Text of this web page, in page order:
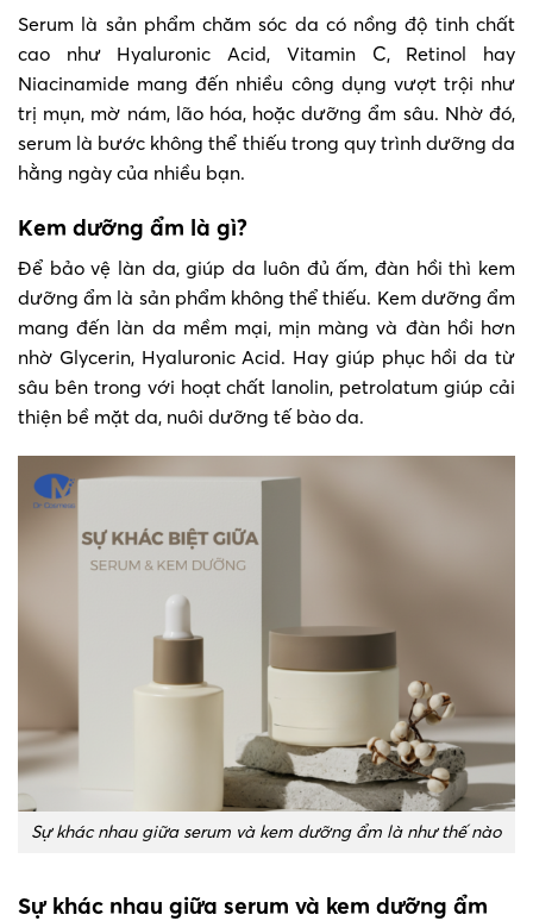
Serum là sản phẩm chăm sóc da có nồng độ tinh chất
cao như Hyaluronic Acid, Vitamin C, Retinol hay
Niacinamide mang đến nhiều công dụng vượt trội như
trị mụn, mờ nám, lão hóa, hoặc dưỡng ẩm sâu. Nhờ đó,
serum là bước không thể thiếu trong quy trình dưỡng da
hằng ngày của nhiều bạn.
Kem dưỡng ẩm là gì?
Để bảo vệ làn da, giúp da luôn đủ ấm, đàn hồi thì kem
dưỡng ẩm là sản phẩm không thể thiếu. Kem dưỡng ẩm
mang đến làn da mềm mại, mịn màng và đàn hồi hơn
nhờ Glycerin, Hyaluronic Acid. Hay giúp phục hồi da từ
sâu bên trong với hoạt chất lanolin, petrolatum giúp cải
thiện bề mặt da, nuôi dưỡng tế bào da.
Sự khác nhau giữa serum và kem dưỡng ẩm là như thế nào
Sự khác nhau giữa serum và kem dưỡng ẩm